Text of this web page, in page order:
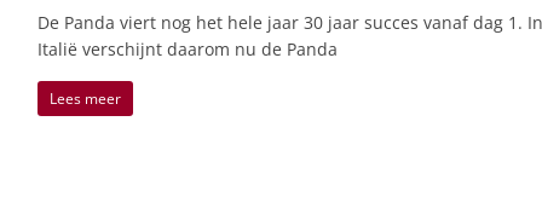
De Panda viert nog het hele jaar 30 jaar succes vanaf dag 1. In
Italië verschijnt daarom nu de Panda
Lees meer